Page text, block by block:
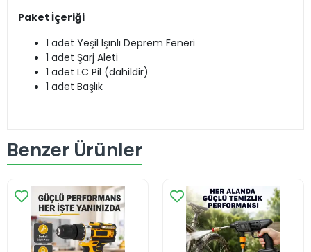
Paket İçeriği
1 adet Yeşil Işınlı Deprem Feneri
1 adet Şarj Aleti
1 adet LC Pil (dahildir)
1 adet Başlık
Benzer Ürünler